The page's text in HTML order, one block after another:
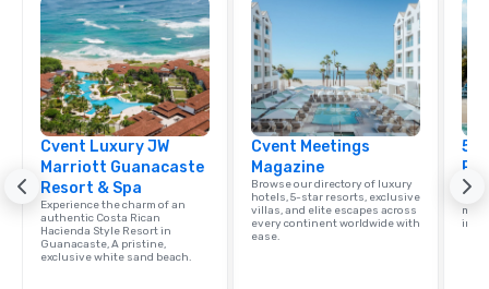
Cvent Luxury JW
Marriott Guanacaste
Resort & Spa
Experience the charm of an
authentic Costa Rican
Hacienda Style Resort in
Guanacaste, A pristine,
exclusive white sand beach.
Cvent Meetings
Magazine
Browse our directory of luxury
hotels, 5-star resorts, exclusive
villas, and elite escapes across
every continent worldwide with
ease.
5